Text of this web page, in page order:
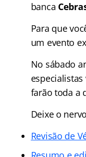
banca
Para que
um evento
No sábado
farão toda a
Deixe o
Revisão de